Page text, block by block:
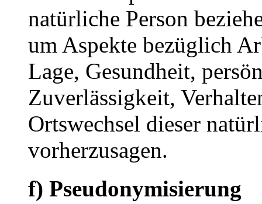
natürliche Person
um Aspekte bezüglich
Lage, Gesundheit,
Zuverlässigkeit,
Ortswechsel dieser
vorherzusagen.
f) Pseudonymisierung